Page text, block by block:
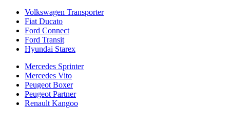
Volkswagen Transporter
Fiat Ducato
Ford Connect
Ford Transit
Hyundai Starex
Mercedes Sprinter
Mercedes Vito
Peugeot Boxer
Peugeot Partner
Renault Kangoo